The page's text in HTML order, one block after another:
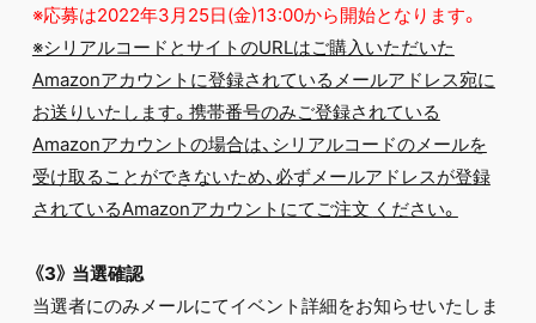
※応募は2022年3月25日(金)13:00から開始となります。
※シリアルコードとサイトのURLはご購入いただいた
Amazonアカウントに登録されているメールアドレス宛に
お送りいたします。携帯番号のみご登録されている
Amazonアカウントの場合は、シリアルコードのメールを
受け取ることができないため、必ずメールアドレスが登録
されているAmazonアカウントにてご注文 ください。
《3》 当選確認
当選者にのみメールにてイベント詳細をお知らせいたしま